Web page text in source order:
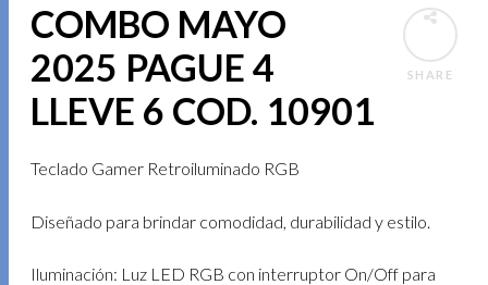
SHARE
COMBO MAYO
2025 PAGUE 4
LLEVE 6 COD. 10901
Teclado Gamer Retroiluminado RGB
Diseñado para brindar comodidad, durabilidad y estilo.
Iluminación: Luz LED RGB con interruptor On/Off para